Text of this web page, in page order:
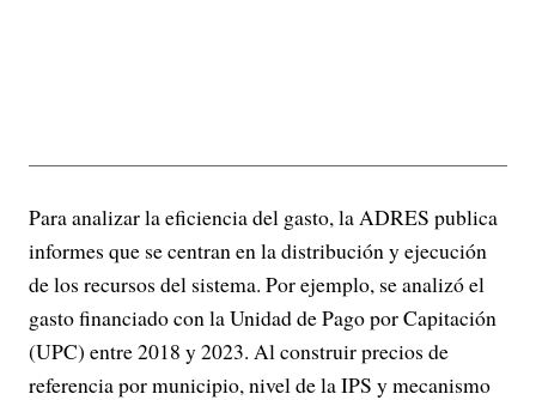
Para analizar la eficiencia del gasto, la ADRES publica
informes que se centran en la distribución y ejecución
de los recursos del sistema. Por ejemplo, se analizó el
gasto financiado con la Unidad de Pago por Capitación
(UPC) entre 2018 y 2023. Al construir precios de
referencia por municipio, nivel de la IPS y mecanismo